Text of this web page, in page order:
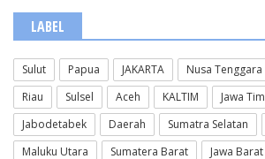
LABEL
Sulut Papua JAKARTA Nusa Tenggara
Riau
Sulsel Aceh KALTIM Jawa
Jabodetabek
Daerah Sumatra Selatan
Maluku Utara
Sumatera Barat Jawa Barat